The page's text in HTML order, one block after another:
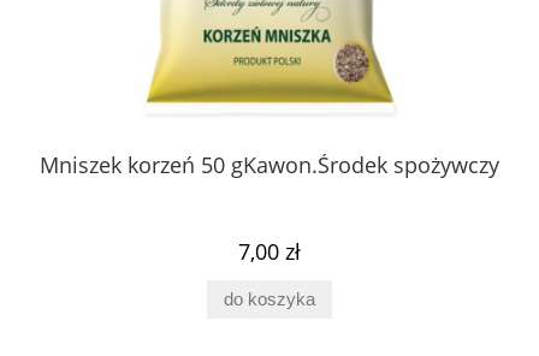
Mniszek korzeń 50 gKawon.Środek spożywczy
7,00 zł
do koszyka